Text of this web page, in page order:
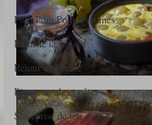
Pom Pom Pom, Pommes
Ramène ta fraise !
Retour de l'école
Riz, semoule et pâtes
Sans prise de tête